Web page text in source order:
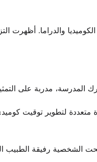
والدراما. أظهرت
لتطوير توقيت
أصبحت الشخصية رفيقة